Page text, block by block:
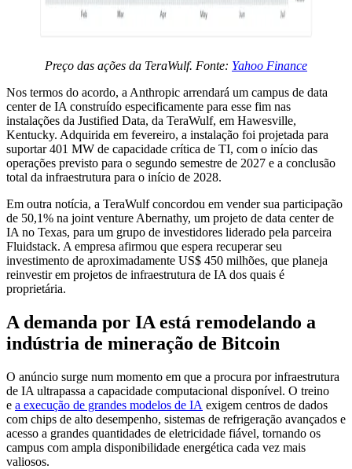
Preço das ações da TeraWulf. Fonte: Yahoo Finance
Nos termos do acordo, a Anthropic arrendará um campus de data
center de IA construído especificamente para esse fim nas
instalações da Justified Data, da TeraWulf, em Hawesville,
Kentucky. Adquirida em fevereiro, a instalação foi projetada para
suportar 401 MW de capacidade crítica de TI, com o início das
operações previsto para o segundo semestre de 2027 e a conclusão
total da infraestrutura para o início de 2028.
Em outra notícia, a TeraWulf concordou em vender sua participação
de 50,1% na joint venture Abernathy, um projeto de data center de
IA no Texas, para um grupo de investidores liderado pela parceira
Fluidstack. A empresa afirmou que espera recuperar seu
investimento de aproximadamente US$ 450 milhões, que planeja
reinvestir em projetos de infraestrutura de IA dos quais é
proprietária.
A demanda por IA está remodelando a
indústria de mineração de Bitcoin
O anúncio surge num momento em que a procura por infraestrutura
de IA ultrapassa a capacidade computacional disponível. O treino
e a execução de grandes modelos de IA exigem centros de dados
com chips de alto desempenho, sistemas de refrigeração avançados e
acesso a grandes quantidades de eletricidade fiável, tornando os
campus com ampla disponibilidade energética cada vez mais
valiosos.